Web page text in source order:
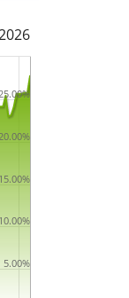
5.00%
10.00%
15.00%